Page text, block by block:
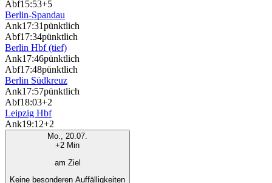
Abf15:53+5
Berlin-Spandau
Ank17:31pünktlich
Abf17:34pünktlich
Berlin Hbf (tief)
Ank17:46pünktlich
Abf17:48pünktlich
Berlin Südkreuz
Ank17:57pünktlich
Abf18:03+2
Leipzig Hbf
Ank19:12+2
Mo., 20.07.
+2 Min
am Ziel
Keine besonderen Auffälligkeiten